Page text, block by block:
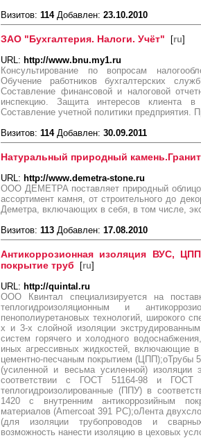
Визитов: 114Добавлен: 23.10.2010
ЗАО "Бухгалтерия. Налоги. Учёт" [ru]
URL: http://www.bnu.my1.ru
Консультирование по вопросам
Обучение работников бухгалтерских
Составление финансовой и налоговой
инспекцию. Защита интересов клиента
Составление учетной политики предприятия.
Визитов: 114Добавлен: 30.09.2011
Натуральный природный
URL: http://www.demetra-stone.ru
ООО ДЕМЕТРА поставляет природный
ассортимент камня, от строительного до
Деметра, включающих в себя, в том числе,
Визитов: 113 Добавлен: 17.08.2010
Антикоррозионная изоляция ВУС,
покрытие труб [ru]
URL: http://quintal.ru
ООО Квинтал специализируется на
теплогидроизоляционным и
пенополиуретановых технологий, широкого
х и 3-х слойной изоляции
систем горячего и холодного
иных агрессивных жидкостей, включающие
цементно-песчаным покрытием (ЦПП);oТрубы
(усиленной и весьма усиленной) изоляции
соответствии с ГОСТ 51164-98 и ГОСТ
теплогидроизолированные (ППУ) в
1420 с внутренним антикоррозийным
материалов (Amercoat 391 PC);oЛента
(для изоляции трубопроводов и
возможность нанести изоляцию в цеховых